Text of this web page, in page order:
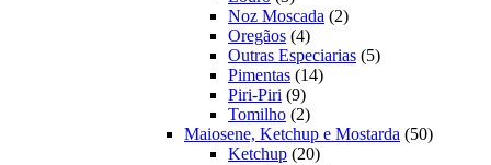
produtos
Noz Moscada 22
Oregãos 44
produtos
Outras Especiarias 55
Pimentas 1414
Piri-Piri 99
produtos
Tomilho 22
produtos
Maiosene, Ketchup e Mostarda 5050
Ketchup 2020